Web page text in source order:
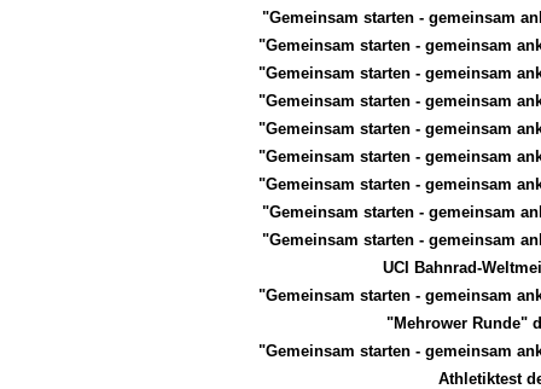
"Gemeinsam starten - gemeinsam
"Gemeinsam starten - gemeinsam
"Gemeinsam starten - gemeinsam
"Gemeinsam starten - gemeinsam
"Gemeinsam starten - gemeinsam
"Gemeinsam starten - gemeinsam
"Gemeinsam starten - gemeinsam
"Gemeinsam starten - gemeinsam
"Gemeinsam starten - gemeinsam
UCI Bahnrad-
"Gemeinsam starten - gemeinsam
"Mehrower Runde"
"Gemeinsam starten - gemeinsam
Athletiktest